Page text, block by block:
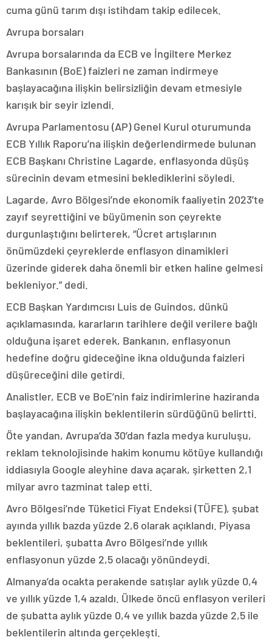
cuma günü tarım dışı istihdam takip edilecek.
Avrupa borsaları
Avrupa borsalarında da ECB ve İngiltere Merkez
Bankasının (BoE) faizleri ne zaman indirmeye
başlayacağına ilişkin belirsizliğin devam etmesiyle
karışık bir seyir izlendi.
Avrupa Parlamentosu (AP) Genel Kurul oturumunda
ECB Yıllık Raporu’na ilişkin değerlendirmede bulunan
ECB Başkanı Christine Lagarde, enflasyonda düşüş
sürecinin devam etmesini beklediklerini söyledi.
Lagarde, Avro Bölgesi’nde ekonomik faaliyetin 2023’te
zayıf seyrettiğini ve büyümenin son çeyrekte
durgunlaştığını belirterek, “Ücret artışlarının
önümüzdeki çeyreklerde enflasyon dinamikleri
üzerinde giderek daha önemli bir etken haline gelmesi
bekleniyor.” dedi.
ECB Başkan Yardımcısı Luis de Guindos, dünkü
açıklamasında, kararların tarihlere değil verilere bağlı
olduğuna işaret ederek, Bankanın, enflasyonun
hedefine doğru gideceğine ikna olduğunda faizleri
düşüreceğini dile getirdi.
Analistler, ECB ve BoE’nin faiz indirimlerine haziranda
başlayacağına ilişkin beklentilerin sürdüğünü belirtti.
Öte yandan, Avrupa’da 30’dan fazla medya kuruluşu,
reklam teknolojisinde hakim konumu kötüye kullandığı
iddiasıyla Google aleyhine dava açarak, şirketten 2,1
milyar avro tazminat talep etti.
Avro Bölgesi’nde Tüketici Fiyat Endeksi (TÜFE), şubat
ayında yıllık bazda yüzde 2,6 olarak açıklandı. Piyasa
beklentileri, şubatta Avro Bölgesi’nde yıllık
enflasyonun yüzde 2,5 olacağı yönündeydi.
Almanya’da ocakta perakende satışlar aylık yüzde 0,4
ve yıllık yüzde 1,4 azaldı. Ülkede öncü enflasyon verileri
de şubatta aylık yüzde 0,4 ve yıllık bazda yüzde 2,5 ile
beklentilerin altında gerçekleşti.